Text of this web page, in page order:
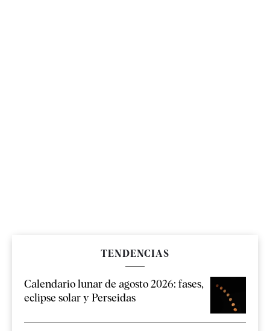
TENDENCIAS
Calendario lunar de agosto 2026: fases,
eclipse solar y Perseidas